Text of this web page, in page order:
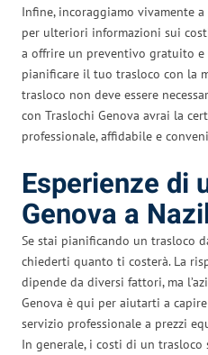
Infine, incoraggiamo vivamente
per ulteriori informazioni sui
a offrire un preventivo gratuito e
pianificare il tuo trasloco con la
trasloco non deve essere
con Traslochi Genova avrai la
professionale, affidabile e
Esperienze di
Genova a
Se stai pianificando un trasloco
chiederti quanto ti costerà. La
dipende da diversi fattori, ma
Genova è qui per aiutarti a
servizio professionale a prezzi
In generale, i costi di un